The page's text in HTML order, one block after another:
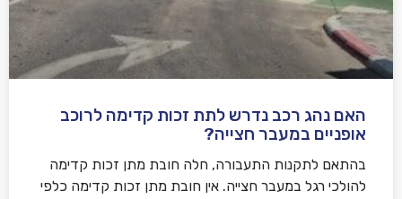
שלח משוב
האם נהג רכב נדרש לתת זכות קדימה לרוכב
אופניים במעבר חצייה?
בהתאם לתקנות התעבורה, חלה חובת מתן זכות קדימה
להולכי רגל במעבר חצייה. אין חובת מתן זכות קדימה כלפי